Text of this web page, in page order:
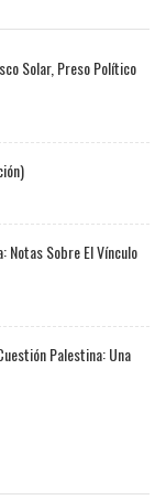
Solar, Preso Político
Notas Sobre El Vínculo
Palestina: Una